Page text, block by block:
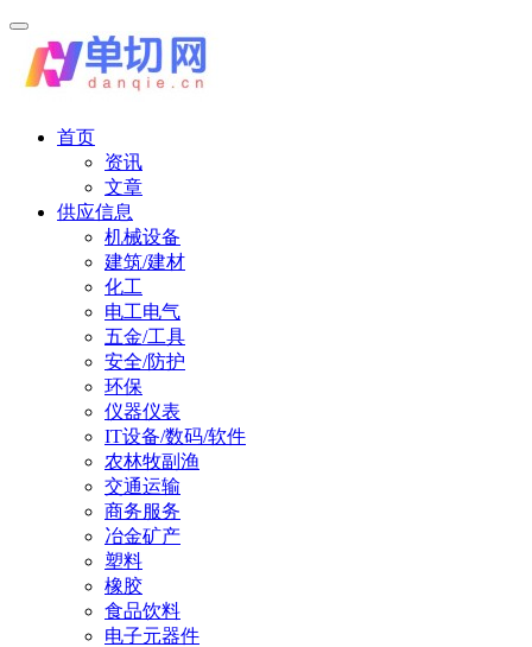
首页
资讯
文章
供应信息
机械设备
建筑/建材
化工
电工电气
五金/工具
安全/防护
环保
仪器仪表
IT设备/数码/软件
农林牧副渔
交通运输
商务服务
冶金矿产
塑料
橡胶
食品饮料
电子元器件